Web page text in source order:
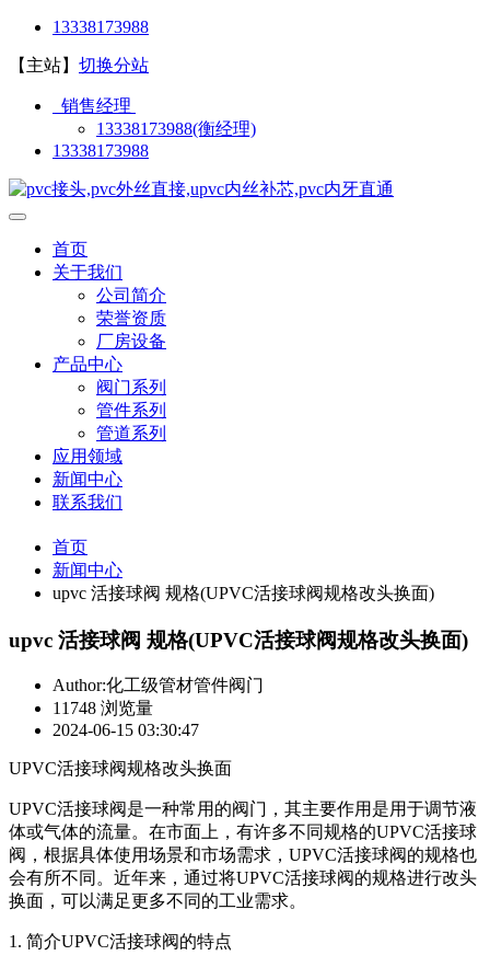
13338173988
【主站】 切换分站
销售经理
13338173988(衡经理)
13338173988
首页
关于我们
公司简介
荣誉资质
厂房设备
产品中心
阀门系列
管件系列
管道系列
应用领域
新闻中心
联系我们
首页
新闻中心
upvc 活接球阀 规格(UPVC活接球阀规格改头换面)
upvc 活接球阀 规格(UPVC活接球阀规格改头换面)
Author:化工级管材管件阀门
11748 浏览量
2024-06-15 03:30:47
UPVC活接球阀规格改头换面
UPVC活接球阀是一种常用的阀门，其主要作用是用于调节液
体或气体的流量。在市面上，有许多不同规格的UPVC活接球
阀，根据具体使用场景和市场需求，UPVC活接球阀的规格也
会有所不同。近年来，通过将UPVC活接球阀的规格进行改头
换面，可以满足更多不同的工业需求。
1. 简介UPVC活接球阀的特点